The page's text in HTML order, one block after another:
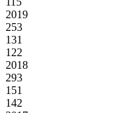
2019
253
131
122
2018
293
151
142